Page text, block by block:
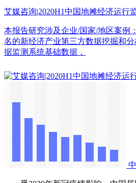
艾媒咨询|2020H1中国地摊经济运行
本报告研究涉及企业/国家/地区案例
名的新经济产业第三方数据挖掘和
据监测系统基础数据，